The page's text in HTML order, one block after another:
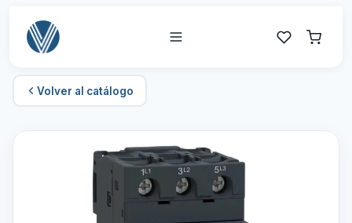
Volver al catálogo